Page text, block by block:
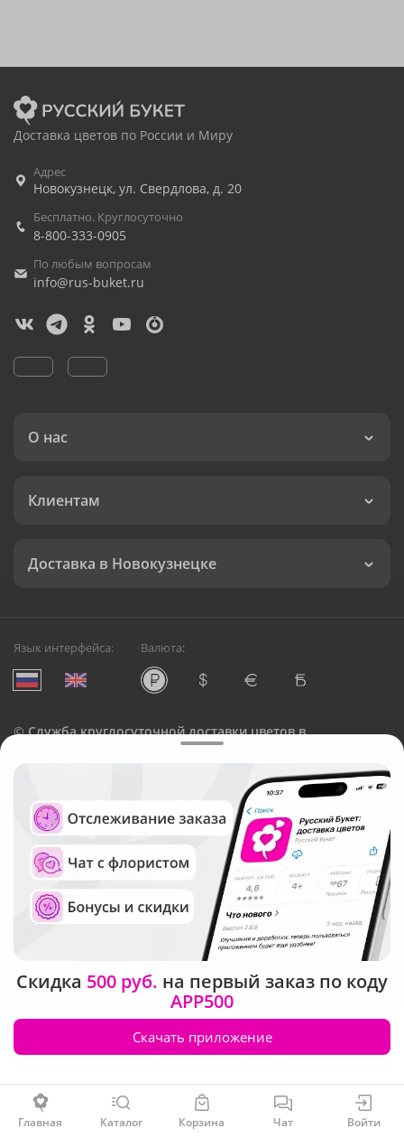
Заказать
Доставка цветов по России и Миру
Адрес
Новокузнецк, ул. Свердлова, д. 20
Бесплатно. Круглосуточно
8-800-333-0905
По любым вопросам
info@rus-buket.ru
О нас
Клиентам
Доставка в Новокузнецке
Язык интерфейса: Валюта:
©Служба круглосуточной доставки цветов в
Русский Букет, 2026
Общество с ограниченной ответственностью «Технология»
ОГРН: 1195476081745, ИНН: 5410081997
Юридический адрес: г. Новосибирск, ул. Ипподромская,
д.42, оф. 3
Рейтинг Русского букета в г. Новокузнецк
Главная Каталог Корзина Чат Войти
Скидка 500 руб. на первый заказ по коду
APP500
Скачать приложение